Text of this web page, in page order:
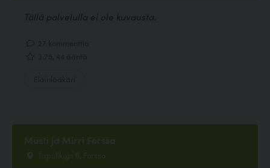
Tällä palvelulla ei ole kuvausta.
Musti ja Mirri Forssa
Tapulikuja 6, Forssa